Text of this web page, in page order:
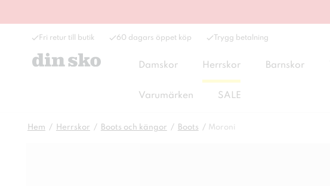
Fri retur till butik 60 dagars öppet köp Trygg betalning
Damskor Herrskor Barnskor
Varumärken SALE
Hem Herrskor Boots och kängor Boots Moroni